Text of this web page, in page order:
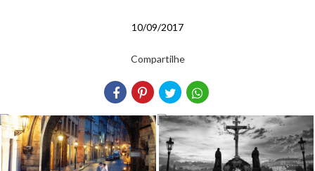
10/09/2017
Compartilhe